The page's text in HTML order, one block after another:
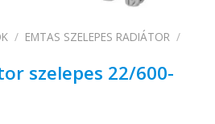
/ EMTAS SZELEPES RADIÁTOR /
szelepes 22/600-